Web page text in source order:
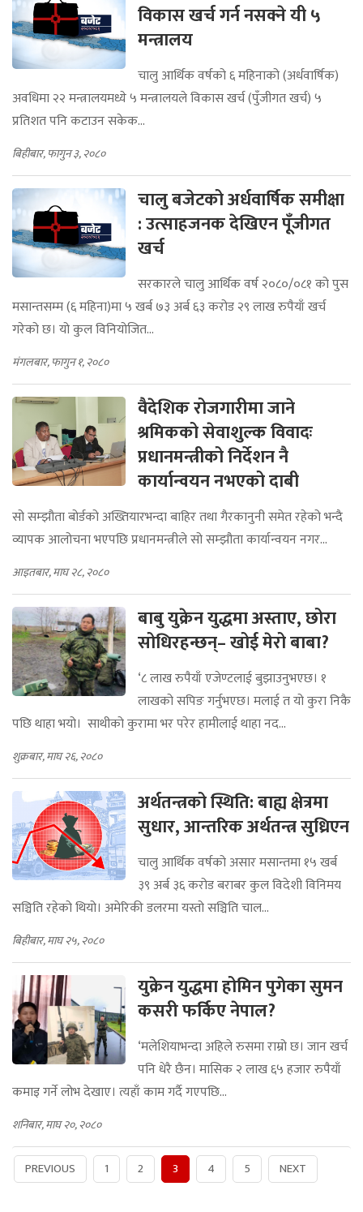
विकास खर्च गर्न नसक्ने यी ५
मन्त्रालय
चालु आर्थिक वर्षको ६ महिनाको (अर्धवार्षिक)
अवधिमा २२ मन्त्रालयमध्ये ५ मन्त्रालयले विकास खर्च (पुँजीगत खर्च) ५
प्रतिशत पनि कटाउन सकेक...
बिहीबार, फागुन ३, २०८०
चालु बजेटको अर्धवार्षिक समीक्षा
: उत्साहजनक देखिएन पूँजीगत
खर्च
सरकारले चालु आर्थिक वर्ष २०८०/०८१ को पुस
मसान्तसम्म (६ महिना)मा ५ खर्ब ७३ अर्ब ६३ करोड २९ लाख रुपैयाँ खर्च
गरेको छ। यो कुल विनियोजित...
मंगलबार, फागुन १, २०८०
वैदेशिक रोजगारीमा जाने
श्रमिकको सेवाशुल्क विवादः
प्रधानमन्त्रीको निर्देशन नै
कार्यान्वयन नभएको दाबी
सो सम्झौता बोर्डको अख्तियारभन्दा बाहिर तथा गैरकानुनी समेत रहेको भन्दै
व्यापक आलोचना भएपछि प्रधानमन्त्रीले सो सम्झौता कार्यान्वयन नगर...
आइतबार, माघ २८, २०८०
बाबु युक्रेन युद्धमा अस्ताए, छोरा
सोधिरहन्छन्– खोई मेरो बाबा?
‘८ लाख रुपैयाँ एजेण्टलाई बुझाउनुभएछ। १
लाखको सपिङ गर्नुभएछ। मलाई त यो कुरा निकै
पछि थाहा भयो। साथीको कुरामा भर परेर हामीलाई थाहा नद...
शुक्रबार, माघ २६, २०८०
अर्थतन्त्रको स्थिति: बाह्य क्षेत्रमा
सुधार, आन्तरिक अर्थतन्त्र सुध्रिएन
चालु आर्थिक वर्षको असार मसान्तमा १५ खर्ब
३९ अर्ब ३६ करोड बराबर कुल विदेशी विनिमय
सञ्चिति रहेको थियो। अमेरिकी डलरमा यस्तो सञ्चिति चाल...
बिहीबार, माघ २५, २०८०
युक्रेन युद्धमा होमिन पुगेका सुमन
कसरी फर्किए नेपाल?
‘मलेशियाभन्दा अहिले रुसमा राम्रो छ। जान खर्च
पनि धेरै छैन। मासिक २ लाख ६५ हजार रुपैयाँ
कमाइ गर्ने लोभ देखाए। त्यहाँ काम गर्दै गएपछि...
शनिबार, माघ २०, २०८०
PREVIOUS 1 2 3 4 5 NEXT